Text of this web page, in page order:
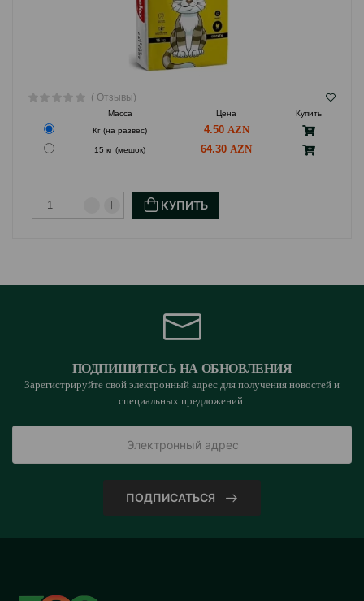
( Отзывы)
Масса Цена
Купить
Кг (на развес)
4.50
15 кг (мешок) 64.30
КУПИТЬ
ПОДПИШИТЕСЬ НА ОБНОВЛЕНИЯ
Зарегистрируйте свой электронный адрес для получения новостей и
специальных предложений.
ПОДПИСАТЬСЯ